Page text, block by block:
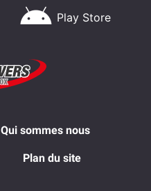
Play Store
Qui sommes nous
Plan du site